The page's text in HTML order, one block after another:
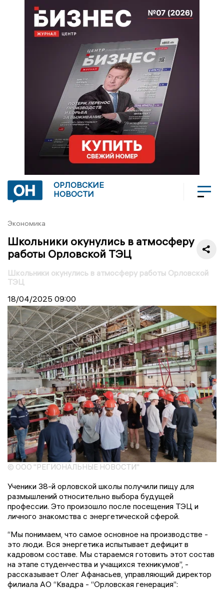
ОРЛОВСКИЕ
НОВОСТИ
Экономика
Школьники окунулись в атмосферу
работы Орловской ТЭЦ
Школьники окунулись в атмосферу работы Орловской
ТЭЦ
18/04/2025 09:00
© ООО "РЕГИОНАЛЬНЫЕ НОВОСТИ"
Ученики 38-й орловской школы получили пищу для
размышлений относительно выбора будущей
профессии. Это произошло после посещения ТЭЦ и
личного знакомства с энергетической сферой.
“Мы понимаем, что самое основное на производстве -
это люди. Вся энергетика испытывает дефицит в
кадровом составе. Мы стараемся готовить этот состав
на этапе студенчества и учащихся техникумов”, -
рассказывает Олег Афанасьев, управляющий директор
филиала АО “Квадра - “Орловская генерация”: